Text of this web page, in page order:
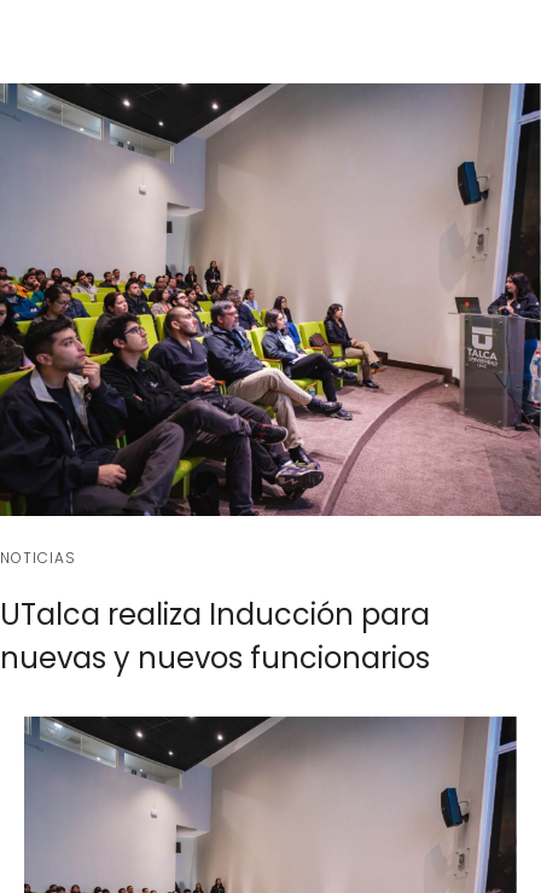
NOTICIAS
UTalca realiza Inducción para
nuevas y nuevos funcionarios